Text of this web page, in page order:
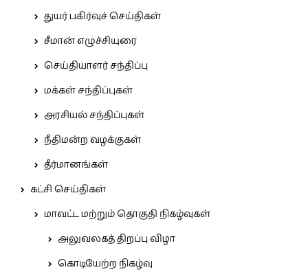
துயர் பகிர்வுச் செய்திகள்
சீமான் எழுச்சியுரை
செய்தியாளர் சந்திப்பு
மக்கள் சந்திப்புகள்
அரசியல் சந்திப்புகள்
நீதிமன்ற வழக்குகள்
தீர்மானங்கள்
கட்சி செய்திகள்
மாவட்ட மற்றும் தொகுதி நிகழ்வுகள்
அலுவலகத் திறப்பு விழா
கொடியேற்ற நிகழ்வு